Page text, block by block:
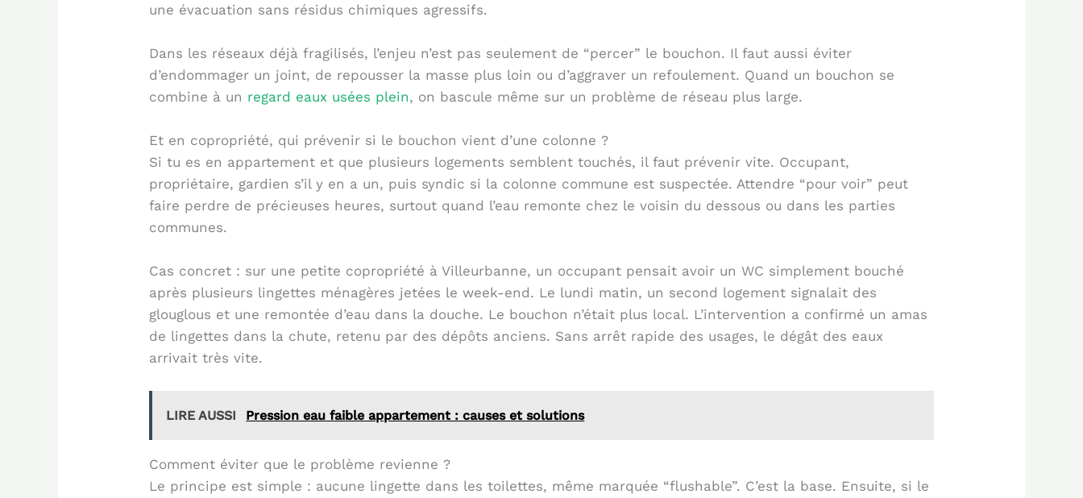
une évacuation sans résidus chimiques agressifs.
Dans les réseaux déjà fragilisés, l’enjeu n’est pas seulement de “percer” le bouchon. Il faut aussi éviter
d’endommager un joint, de repousser la masse plus loin ou d’aggraver un refoulement. Quand un bouchon se
combine à un regard eaux usées plein, on bascule même sur un problème de réseau plus large.
Et en copropriété, qui prévenir si le bouchon vient d’une colonne ?
Si tu es en appartement et que plusieurs logements semblent touchés, il faut prévenir vite. Occupant,
propriétaire, gardien s’il y en a un, puis syndic si la colonne commune est suspectée. Attendre “pour voir” peut
faire perdre de précieuses heures, surtout quand l’eau remonte chez le voisin du dessous ou dans les parties
communes.
Cas concret : sur une petite copropriété à Villeurbanne, un occupant pensait avoir un WC simplement bouché
après plusieurs lingettes ménagères jetées le week-end. Le lundi matin, un second logement signalait des
glouglous et une remontée d’eau dans la douche. Le bouchon n’était plus local. L’intervention a confirmé un amas
de lingettes dans la chute, retenu par des dépôts anciens. Sans arrêt rapide des usages, le dégât des eaux
arrivait très vite.
LIRE AUSSI Pression eau faible appartement : causes et solutions
Comment éviter que le problème revienne ?
Le principe est simple : aucune lingette dans les toilettes, même marquée “flushable”. C’est la base. Ensuite, si le